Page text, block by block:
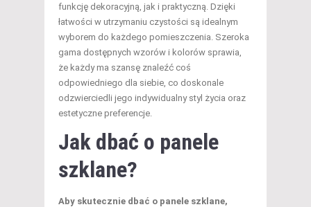
funkcję dekoracyjną, jak i praktyczną. Dzięki
łatwości w utrzymaniu czystości są idealnym
wyborem do każdego pomieszczenia. Szeroka
gama dostępnych wzorów i kolorów sprawia,
że każdy ma szansę znaleźć coś
odpowiedniego dla siebie, co doskonale
odzwierciedli jego indywidualny styl życia oraz
estetyczne preferencje.
Jak dbać o panele
szklane?
Aby skutecznie dbać o panele szklane,